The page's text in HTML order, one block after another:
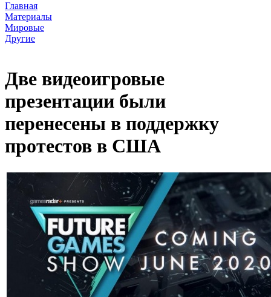
Главная
Материалы
Мировые
Другие
Две видеоигровые
презентации были
перенесены в поддержку
протестов в США